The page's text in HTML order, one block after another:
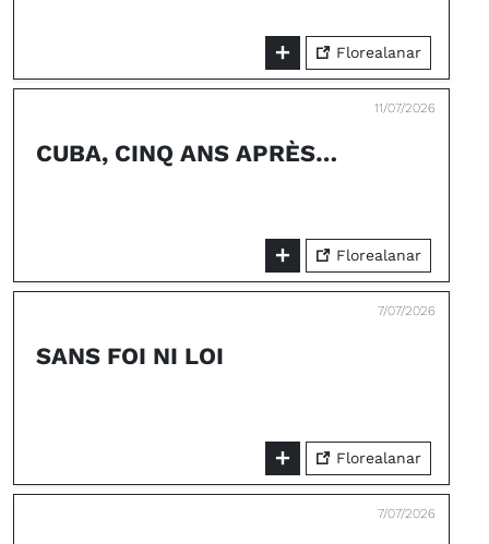
Florealanar
11/07/2026
CUBA, CINQ ANS APRÈS…
Florealanar
7/07/2026
SANS FOI NI LOI
Florealanar
7/07/2026